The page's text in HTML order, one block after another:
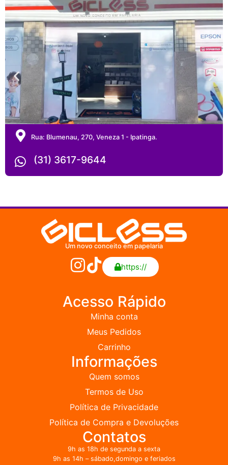
Rua: Blumenau, 270, Veneza 1 - Ipatinga.
(31) 3617-9644
Um novo conceito em papelaria
https://
Acesso Rápido
Minha conta
Meus Pedidos
Carrinho
Informações
Quem somos
Termos de Uso
Política de Privacidade
Política de Compra e Devoluções
Contatos
9h as 18h de segunda a sexta
9h as 14h – sábado,domingo e feriados